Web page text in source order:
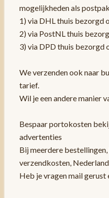
mogelijkheden als
1) via DHL thuis bezorgd
2) via PostNL thuis
3) via DPD thuis bezorgd
We verzenden ook naar
tarief.
Wil je een andere manier
Bespaar portokosten
advertenties
Bij meerdere
verzendkosten,
Heb je vragen mail gerust